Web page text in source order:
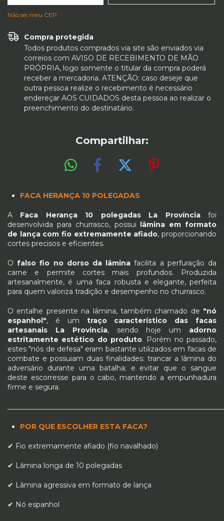
Não sei meu CEP
Compra protegida
Todos produtos comprados via site são enviados via
correios com AVISO DE RECEBIMENTO DE MÃO
PRÓPRIA, logo somente o titular da compra poderá
receber a mercadoria. ATENÇÃO: caso deseje que
outra pessoa realize o recebimento é necessário
endereçar AOS CUIDADOS desta pessoa ao realizar o
preenchimento do destinatário.
Compartilhar:
FACA HERANÇA 10 POLEGADAS
A Faca Herança 10 polegadas La Provínciafoi
desenvolvida para churrasco, possui lâmina em formato
de lança com fio extremamente afiado, proporcionando
cortes precisos e eficientes.
Ofalso fio no dorso da lâmina facilita a perfuração da
carne e permite cortes mais profundos. Produzida
artesanalmente, é uma faca robusta e elegante, perfeita
para quem valoriza tradição e desempenho no churrasco.
O entalhe presente na lâmina, também chamado de "nó
espanhol", é um traço característico das facas
artesanais La Província, sendo hoje um adorno
estritamente estético do produto. Porém no passado,
estes "nós de defesa" eram bastante utilizados em facas de
combate e possuiam duas finalidades: trancar a lâmina do
adversário durante uma batalha; e evitar que o sangue
deste escorresse para o cabo, mantendo a empunhadura
firme e segura.
POR QUE ESCOLHER ESTA FACA?
✔ Fio extremamente afiado (fio navalhado)
✔ Lâmina longa de 10 polegadas
✔ Lâmina agressiva em formato de lança
✔ Nó espanhol